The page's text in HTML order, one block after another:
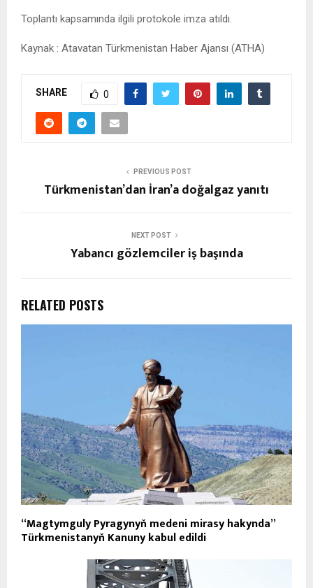
Toplantı kapsamında ilgili protokole imza atıldı.
Kaynak : Atavatan Türkmenistan Haber Ajansı (ATHA)
SHARE 0
PREVIOUS POST
Türkmenistan’dan İran’a doğalgaz yanıtı
NEXT POST
Yabancı gözlemciler iş başında
RELATED POSTS
“Magtymguly Pyragynyň medeni mirasy hakynda”
Türkmenistanyň Kanuny kabul edildi